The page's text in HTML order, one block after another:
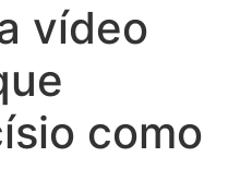
vídeo
como